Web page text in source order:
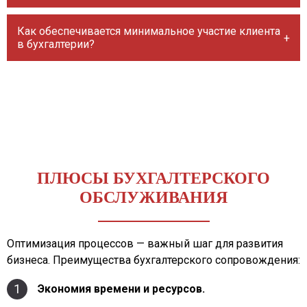
Как обеспечивается минимальное участие клиента
в бухгалтерии?
ПЛЮСЫ БУХГАЛТЕРСКОГО
ОБСЛУЖИВАНИЯ
Оптимизация процессов — важный шаг для развития
бизнеса. Преимущества бухгалтерского сопровождения:
1 Экономия времени и ресурсов.